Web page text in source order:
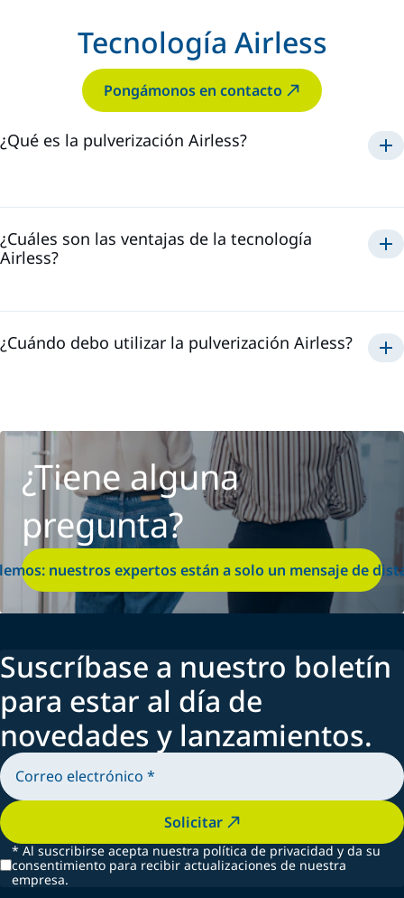
Tecnología Airless
Pongámonos en contacto
¿Qué es la pulverización Airless?
¿Cuáles son las ventajas de la tecnología
Airless?
rápida
¿Cuándo debo utilizar la pulverización Airless?
¿Tiene alguna
pregunta?
nuestros expertos están a solo un mensaje de
Suscríbase a nuestro boletín
para estar al día de
novedades y lanzamientos.
Solicitar
* Al suscribirse acepta nuestra política de privacidad y da su
consentimiento para recibir actualizaciones de nuestra
empresa.